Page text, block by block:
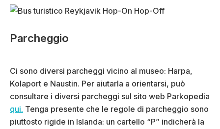
Parcheggio
Ci sono diversi parcheggi vicino al museo: Harpa,
Kolaport e Naustin. Per aiutarla a orientarsi, può
consultare i diversi parcheggi sul sito web Parkopedia
qui. Tenga presente che le regole di parcheggio sono
piuttosto rigide in Islanda: un cartello “P” indicherà la